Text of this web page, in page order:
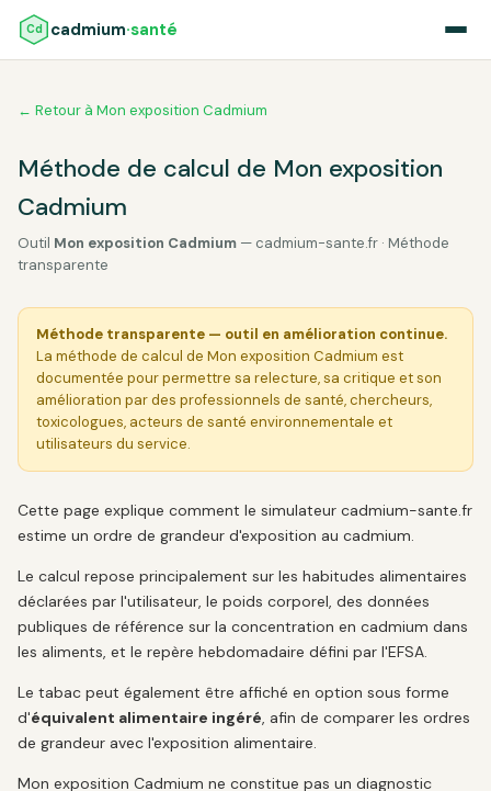
Cd cadmium·santé
← Retour à Mon exposition Cadmium
Méthode de calcul de Mon exposition
Cadmium
Outil Mon exposition Cadmium — cadmium-sante.fr · Méthode
transparente
Méthode transparente — outil en amélioration continue.
La méthode de calcul de Mon exposition Cadmium est
documentée pour permettre sa relecture, sa critique et son
amélioration par des professionnels de santé, chercheurs,
toxicologues, acteurs de santé environnementale et
utilisateurs du service.
Cette page explique comment le simulateur cadmium-sante.fr
estime un ordre de grandeur d'exposition au cadmium.
Le calcul repose principalement sur les habitudes alimentaires
déclarées par l'utilisateur, le poids corporel, des données
publiques de référence sur la concentration en cadmium dans
les aliments, et le repère hebdomadaire défini par l'EFSA.
Le tabac peut également être affiché en option sous forme
d'équivalent alimentaire ingéré, afin de comparer les ordres
de grandeur avec l'exposition alimentaire.
Mon exposition Cadmium ne constitue pas un diagnostic